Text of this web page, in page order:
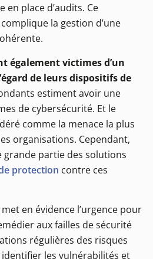
en place d’audits. Ce
la gestion d’une
également victimes d’un
de leurs dispositifs de
estiment avoir une
de cybersécurité. Et le
comme la menace la plus
organisations. Cependant,
grande partie des solutions
protection contre ces
en évidence l’urgence pour
aux failles de sécurité
régulières des risques
les vulnérabilités et